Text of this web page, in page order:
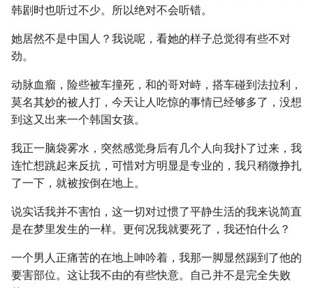
韩剧时也听过不少。所以绝对不会听错。
她居然不是中国人？我说呢，看她的样子总觉得有些不对
劲。
动脉血瘤，险些被车撞死，和的哥对峙，搭车碰到法拉利，
莫名其妙的被人打，今天让人吃惊的事情已经够多了，没想
到这又出来一个韩国女孩。
我正一脑袋雾水，突然感觉身后有几个人向我扑了过来，我
连忙想跳起来反抗，可惜对方明显是专业的，我只稍微挣扎
了一下，就被按倒在地上。
说实话我并不害怕，这一切对过惯了平静生活的我来说简直
是在梦里发生的一样。更何况我就要死了，我还怕什么？
一个男人正痛苦的在地上呻吟着，我那一脚显然踢到了他的
要害部位。这让我不由的有些快意。自己并不是完全失败